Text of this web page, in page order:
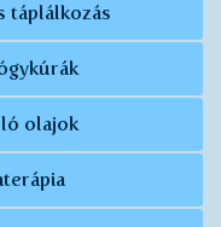
táplálkozás
olajok